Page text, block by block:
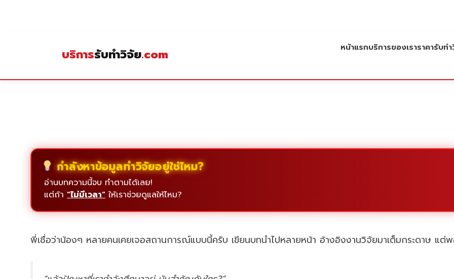
บริการรับทำวิจัย.com หน้าแรกบริการของเราราคารับท
กำลังหาข้อมูลทำวิจัยอยู่ใช่ไหม?
อ่านบทความนี้จบ ทำตามได้เลย!
แต่ถ้า "ไม่มีเวลา" ให้เราช่วยดูแลให้ไหม?
พี่เชื่อว่าน้องๆ หลายคนเคยเจอสถานการณ์แบบนี้ครับ เขียนบทนำไปหลายหน้า อ้างอิงงานวิจัยมาเต็มกระดาษ แต่